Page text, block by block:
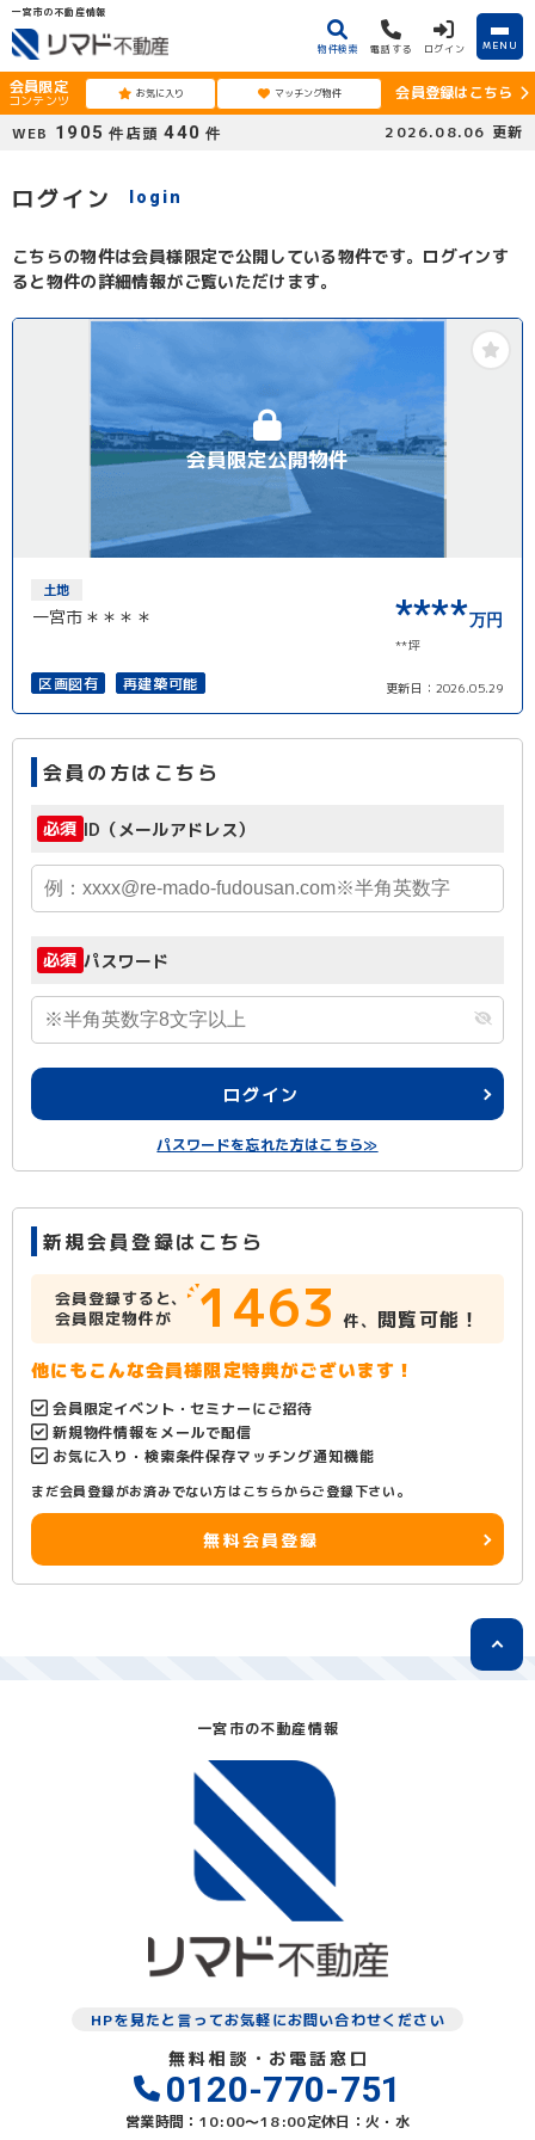
一宮市の不動産情報
物件検索 電話する ログイン MENU
会員限定
コンテンツ お気に入り マッチング物件
会員登録はこちら
WEB 1905 件 店頭 440 件 2026.08.06 更新
ログイン login
こちらの物件は会員様限定で公開している物件です。ログインす
ると物件の詳細情報がご覧いただけます。
会員限定公開物件
土地
一宮市＊＊＊＊ ****万円
**坪
区画図有 再建築可能 更新日： 2026.05.29
会員の方はこちら
必須 ID（メールアドレス）
必須 パスワード
ログイン
パスワードを忘れた方はこちら≫
新規会員登録はこちら
会員登録すると、
会員限定物件が
1463 件、 閲覧可能！
他にもこんな会員様限定特典がございます！
会員限定イベント・セミナーにご招待
新規物件情報をメールで配信
お気に入り・検索条件保存マッチング通知機能
まだ会員登録がお済みでない方はこちらからご登録下さい。
無料会員登録
一宮市の不動産情報
HPを見たと言ってお気軽にお問い合わせください
無料相談・お電話窓口
0120-770-751
営業時間：10:00〜18:00定休日：火・水